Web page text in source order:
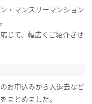
・マンスリーマンション
じて、幅広くご紹介させ
お申込みから入退去など
まとめました。